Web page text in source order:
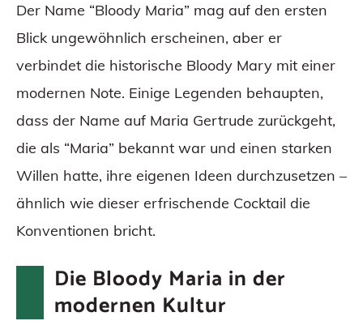
Der Name “Bloody Maria” mag auf den ersten
Blick ungewöhnlich erscheinen, aber er
verbindet die historische Bloody Mary mit einer
modernen Note. Einige Legenden behaupten,
dass der Name auf Maria Gertrude zurückgeht,
die als “Maria” bekannt war und einen starken
Willen hatte, ihre eigenen Ideen durchzusetzen –
ähnlich wie dieser erfrischende Cocktail die
Konventionen bricht.
Die Bloody Maria in der
modernen Kultur